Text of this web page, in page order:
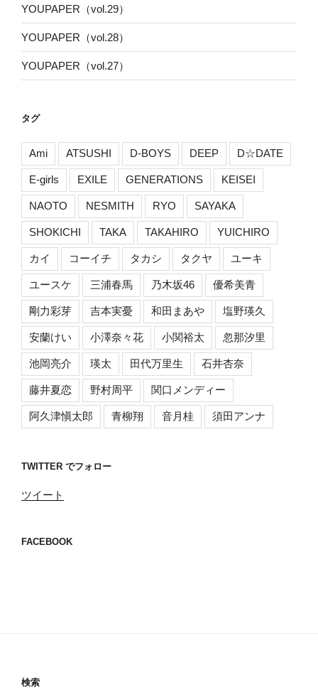
YOUPAPER（vol.29）
YOUPAPER（vol.28）
YOUPAPER（vol.27）
タグ
Ami ATSUSHI D-BOYS DEEP D☆DATE
E-girls EXILE GENERATIONS KEISEI
NAOTO NESMITH RYO SAYAKA
SHOKICHI TAKA TAKAHIRO YUICHIRO
カイ コーイチ タカシ タクヤ ユーキ
ユースケ 三浦春馬 乃木坂46 優希美青
剛力彩芽 吉本実憂 和田まあや 塩野瑛久
安蘭けい 小澤奈々花 小関裕太 忽那汐里
池岡亮介 瑛太 田代万里生 石井杏奈
藤井夏恋 野村周平 関口メンディー
阿久津愼太郎 青柳翔 音月桂 須田アンナ
TWITTER でフォロー
ツイート
FACEBOOK
検索